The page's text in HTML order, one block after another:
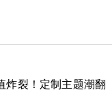
炸裂！定制主题潮翻